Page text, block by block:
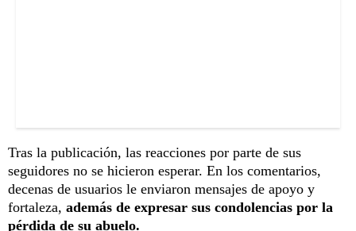
Tras la publicación, las reacciones por parte de sus
seguidores no se hicieron esperar. En los comentarios,
decenas de usuarios le enviaron mensajes de apoyo y
fortaleza, además de expresar sus condolencias por la
pérdida de su abuelo.